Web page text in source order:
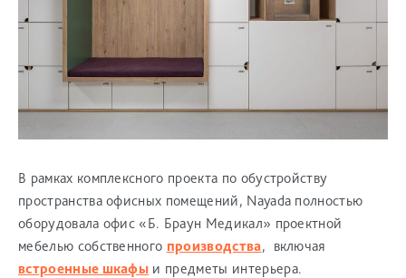
В рамках комплексного проекта по обустройству
пространства офисных помещений, Nayada полностью
оборудовала офис «Б. Браун Медикал» проектной
мебелью собственного производства, включая
встроенные шкафы и предметы интерьера.